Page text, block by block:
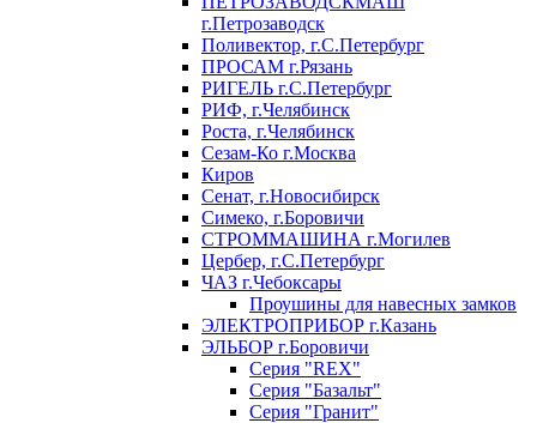
г.Петрозаводск
Поливектор, г.С.Петербург
ПРОСАМ г.Рязань
РИГЕЛЬ г.С.Петербург
РИФ, г.Челябинск
Роста, г.Челябинск
Сезам-Ко г.Москва
Киров
Сенат, г.Новосибирск
Симеко, г.Боровичи
СТРОММАШИНА г.Могилев
Цербер, г.С.Петербург
ЧАЗ г.Чебоксары
Проушины для навесных замков
ЭЛЕКТРОПРИБОР г.Казань
ЭЛЬБОР г.Боровичи
Серия "REX"
Серия "Базальт"
Серия "Гранит"